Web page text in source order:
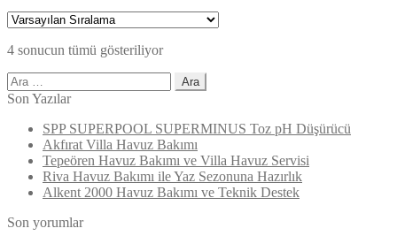
birden
Seçenekler
seçilebilir
4 sonucun tümü gösteriliyor
Arama:
Son Yazılar
SPP SUPERPOOL SUPERMINUS Toz pH Düşürücü
Akfırat Villa Havuz Bakımı
Tepeören Havuz Bakımı ve Villa Havuz Servisi
Riva Havuz Bakımı ile Yaz Sezonuna Hazırlık
Alkent 2000 Havuz Bakımı ve Teknik Destek
Son yorumlar